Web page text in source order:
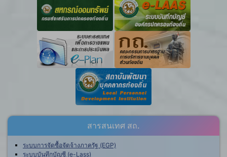
สารสนเทศ สถ.
ระบบการจัดซื้อจัดจ้างภาครัฐ (EGP)
ระบบบันทึกบัญชี (e-Lass)